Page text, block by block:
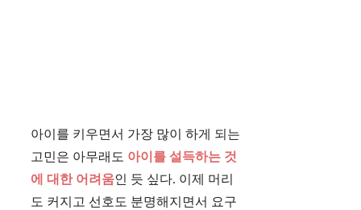
아이를 키우면서 가장 많이 하게 되는
고민은 아무래도 아이를 설득하는 것
에 대한 어려움인 듯 싶다. 이제 머리
도 커지고 선호도 분명해지면서 요구